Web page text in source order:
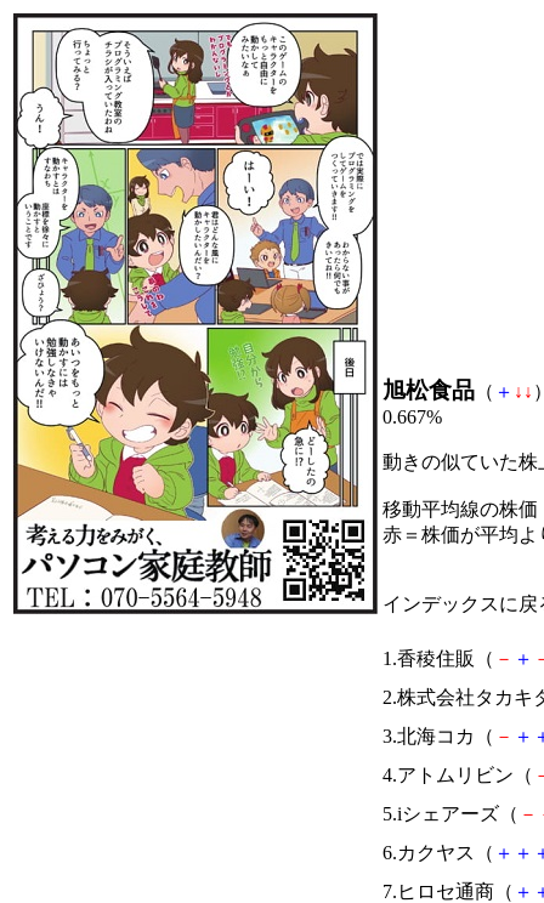
旭松食品 （ ＋ ↓ ↓
0.667%
動きの似ていた
移動平均線の株価
赤＝株価が平均
インデックスに戻
1.香稜住販（ － ＋
2.株式会社タカキ
3.北海コカ（ － ＋
4.アトムリビン（
5.iシェアーズ（ －
6.カクヤス（ ＋ ＋
7.ヒロセ通商（ ＋